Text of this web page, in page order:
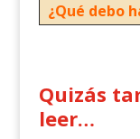
¿Qué debo
Quizás
leer…